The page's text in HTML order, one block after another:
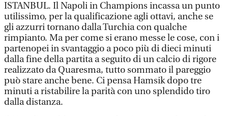
ISTANBUL. Il Napoli in Champions incassa un punto
utilissimo, per la qualificazione agli ottavi, anche se
gli azzurri tornano dalla Turchia con qualche
rimpianto. Ma per come si erano messe le cose, con i
partenopei in svantaggio a poco più di dieci minuti
dalla fine della partita a seguito di un calcio di rigore
realizzato da Quaresma, tutto sommato il pareggio
può stare anche bene. Ci pensa Hamsik dopo tre
minuti a ristabilire la parità con uno splendido tiro
dalla distanza.